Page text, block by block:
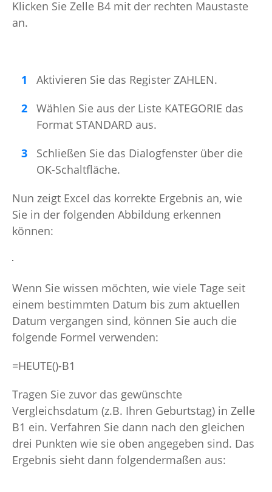
Klicken Sie Zelle B4 mit der rechten Maustaste
an.
Aktivieren Sie das Register ZAHLEN.
Wählen Sie aus der Liste KATEGORIE das
Format STANDARD aus.
Schließen Sie das Dialogfenster über die
OK-Schaltfläche.
Nun zeigt Excel das korrekte Ergebnis an, wie
Sie in der folgenden Abbildung erkennen
können:
Wenn Sie wissen möchten, wie viele Tage seit
einem bestimmten Datum bis zum aktuellen
Datum vergangen sind, können Sie auch die
folgende Formel verwenden:
=HEUTE()-B1
Tragen Sie zuvor das gewünschte
Vergleichsdatum (z.B. Ihren Geburtstag) in Zelle
B1 ein. Verfahren Sie dann nach den gleichen
drei Punkten wie sie oben angegeben sind. Das
Ergebnis sieht dann folgendermaßen aus: